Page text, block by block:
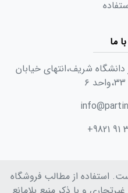
ما
دانشگاه شریف،انتهای خیابان
استفاده از مطالب فروشگاه